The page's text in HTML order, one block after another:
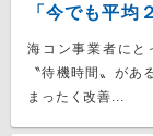
「今でも平均
海コン事業者にと
〝待機時間〟があ
まったく改善...